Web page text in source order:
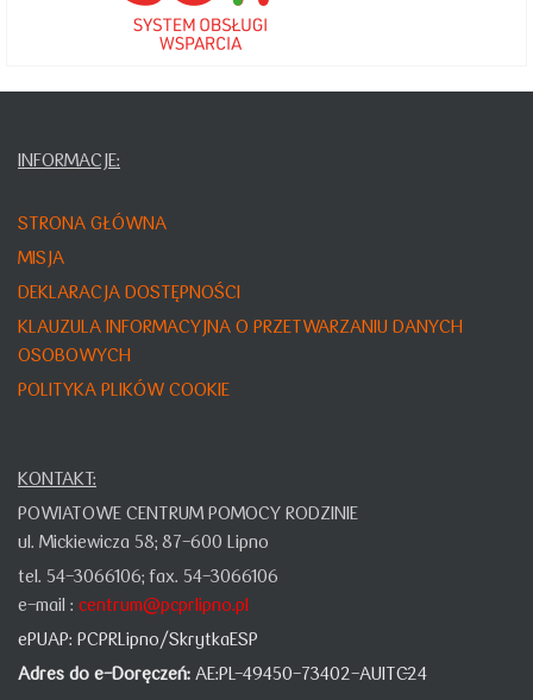
INFORMACJE:
STRONA GŁÓWNA
MISJA
DEKLARACJA DOSTĘPNOŚCI
KLAUZULA INFORMACYJNA O PRZETWARZANIU DANYCH
OSOBOWYCH
POLITYKA PLIKÓW COOKIE
KONTAKT:
POWIATOWE CENTRUM POMOCY RODZINIE
ul. Mickiewicza 58; 87-600 Lipno
tel. 54-3066106; fax. 54-3066106
e-mail : centrum@pcprlipno.pl
ePUAP: PCPRLipno/SkrytkaESP
Adres do e-Doręczeń: AE:PL-49450-73402-AUITC-24